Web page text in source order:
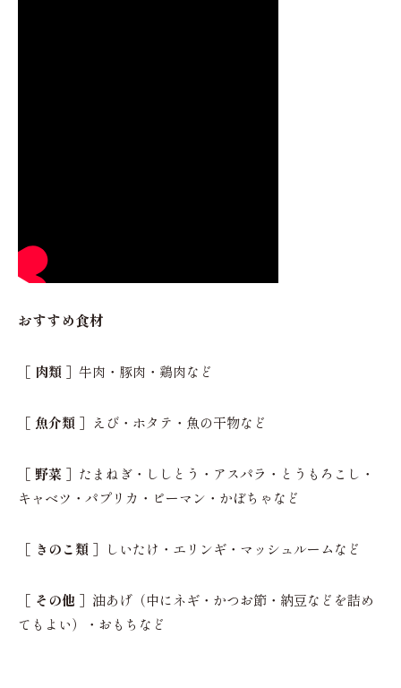
おすすめ食材
［ 肉類 ］ 牛肉・豚肉・鶏肉など
［ 魚介類 ］ えび・ホタテ・魚の干物など
［ 野菜 ］ たまねぎ・ししとう・アスパラ・とうもろこし・
キャベツ・パプリカ・ピーマン・かぼちゃなど
［ きのこ類 ］ しいたけ・エリンギ・マッシュルームなど
［ その他 ］ 油あげ（中にネギ・かつお節・納豆などを詰め
てもよい）・おもちなど